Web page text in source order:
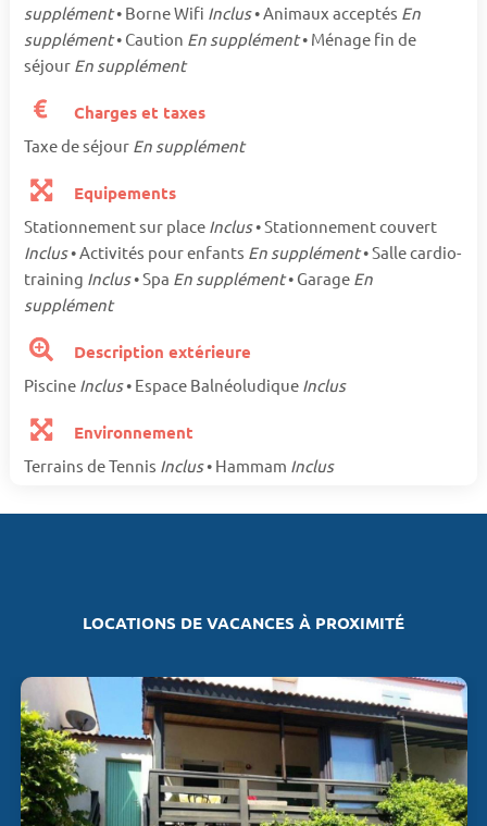
supplément• Borne Wifi Inclus• Animaux acceptés En
supplément• Caution En supplément• Ménage fin de
séjour En supplément
Charges et taxes
Taxe de séjour En supplément
Equipements
Stationnement sur place Inclus• Stationnement couvert
Inclus• Activités pour enfants En supplément• Salle cardio-
training Inclus• Spa En supplément• Garage En
supplément
Description extérieure
Piscine Inclus• Espace Balnéoludique Inclus
Environnement
Terrains de Tennis Inclus• Hammam Inclus
LOCATIONS DE VACANCES À PROXIMITÉ